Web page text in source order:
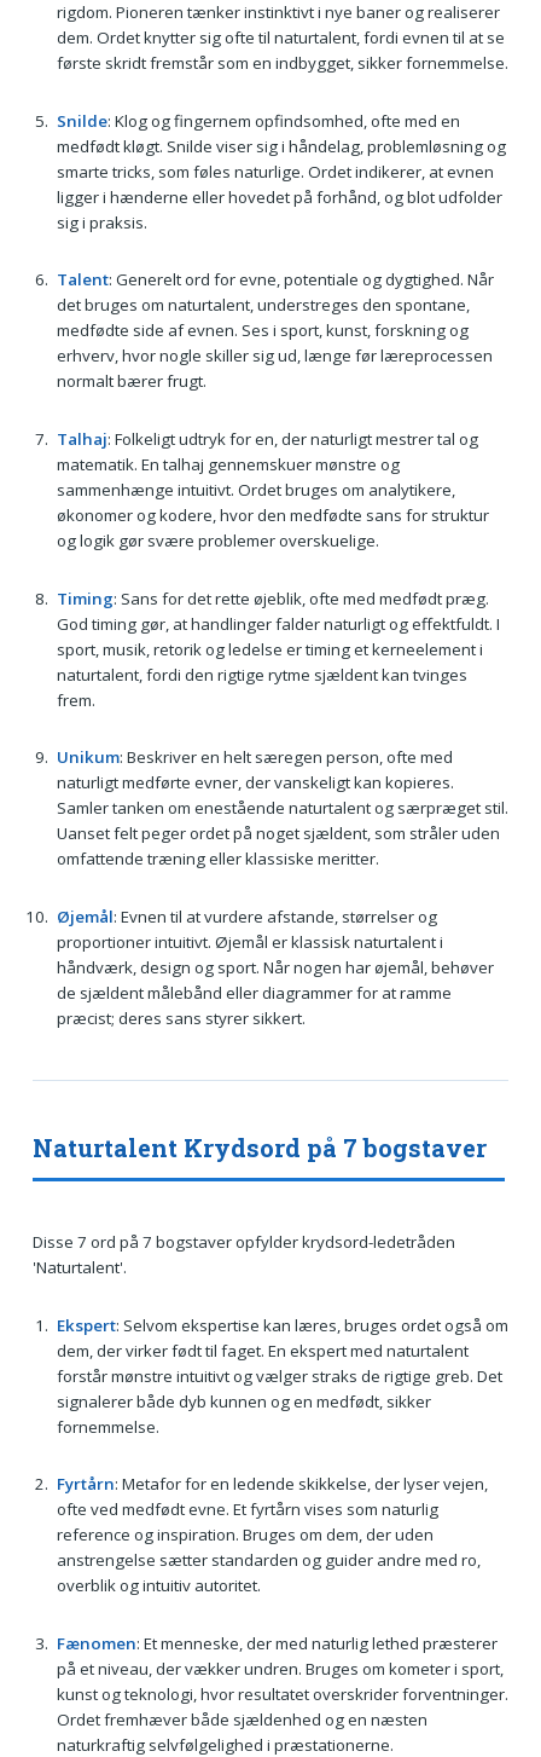
rigdom. Pioneren tænker instinktivt i nye baner og realiserer
dem. Ordet knytter sig ofte til naturtalent, fordi evnen til at se
første skridt fremstår som en indbygget, sikker fornemmelse.
Snilde: Klog og fingernem opfindsomhed, ofte med en
medfødt kløgt. Snilde viser sig i håndelag, problemløsning og
smarte tricks, som føles naturlige. Ordet indikerer, at evnen
ligger i hænderne eller hovedet på forhånd, og blot udfolder
sig i praksis.
Talent: Generelt ord for evne, potentiale og dygtighed. Når
det bruges om naturtalent, understreges den spontane,
medfødte side af evnen. Ses i sport, kunst, forskning og
erhverv, hvor nogle skiller sig ud, længe før læreprocessen
normalt bærer frugt.
Talhaj: Folkeligt udtryk for en, der naturligt mestrer tal og
matematik. En talhaj gennemskuer mønstre og
sammenhænge intuitivt. Ordet bruges om analytikere,
økonomer og kodere, hvor den medfødte sans for struktur
og logik gør svære problemer overskuelige.
Timing: Sans for det rette øjeblik, ofte med medfødt præg.
God timing gør, at handlinger falder naturligt og effektfuldt. I
sport, musik, retorik og ledelse er timing et kerneelement i
naturtalent, fordi den rigtige rytme sjældent kan tvinges
frem.
Unikum: Beskriver en helt særegen person, ofte med
naturligt medførte evner, der vanskeligt kan kopieres.
Samler tanken om enestående naturtalent og særpræget stil.
Uanset felt peger ordet på noget sjældent, som stråler uden
omfattende træning eller klassiske meritter.
Øjemål: Evnen til at vurdere afstande, størrelser og
proportioner intuitivt. Øjemål er klassisk naturtalent i
håndværk, design og sport. Når nogen har øjemål, behøver
de sjældent målebånd eller diagrammer for at ramme
præcist; deres sans styrer sikkert.
Naturtalent Krydsord på 7 bogstaver
Disse 7 ord på 7 bogstaver opfylder krydsord-ledetråden
'Naturtalent'.
Ekspert: Selvom ekspertise kan læres, bruges ordet også om
dem, der virker født til faget. En ekspert med naturtalent
forstår mønstre intuitivt og vælger straks de rigtige greb. Det
signalerer både dyb kunnen og en medfødt, sikker
fornemmelse.
Fyrtårn: Metafor for en ledende skikkelse, der lyser vejen,
ofte ved medfødt evne. Et fyrtårn vises som naturlig
reference og inspiration. Bruges om dem, der uden
anstrengelse sætter standarden og guider andre med ro,
overblik og intuitiv autoritet.
Fænomen: Et menneske, der med naturlig lethed præsterer
på et niveau, der vækker undren. Bruges om kometer i sport,
kunst og teknologi, hvor resultatet overskrider forventninger.
Ordet fremhæver både sjældenhed og en næsten
naturkraftig selvfølgelighed i præstationerne.